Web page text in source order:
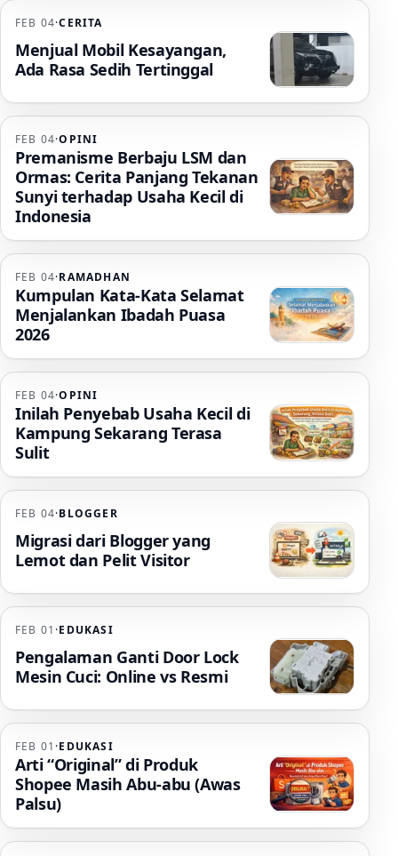
FEB 04·CERITA
Menjual Mobil Kesayangan,
Ada Rasa Sedih Tertinggal
FEB 04·OPINI
Premanisme Berbaju LSM dan
Ormas: Cerita Panjang Tekanan
Sunyi terhadap Usaha Kecil di
Indonesia
FEB 04·RAMADHAN
Kumpulan Kata-Kata Selamat
Menjalankan Ibadah Puasa
2026
FEB 04·OPINI
Inilah Penyebab Usaha Kecil di
Kampung Sekarang Terasa
Sulit
FEB 04·BLOGGER
Migrasi dari Blogger yang
Lemot dan Pelit Visitor
FEB 01 ·EDUKASI
Pengalaman Ganti Door Lock
Mesin Cuci: Online vs Resmi
FEB 01 ·EDUKASI
Arti “Original” di Produk
Shopee Masih Abu-abu (Awas
Palsu)